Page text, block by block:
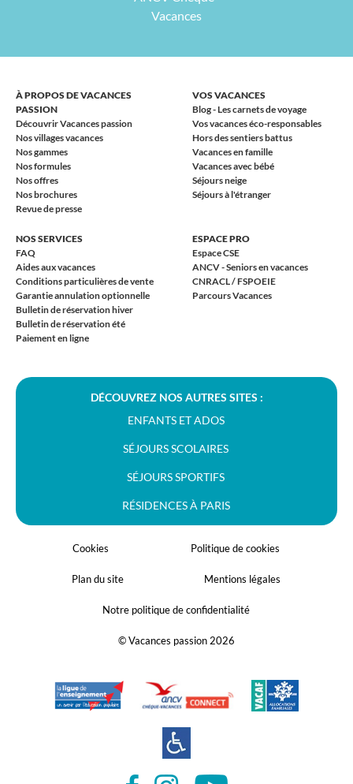
Vacances
À PROPOS DE VACANCES
PASSION
Découvrir Vacances passion
Nos villages vacances
Nos gammes
Nos formules
Nos offres
Nos brochures
Revue de presse
VOS VACANCES
Blog - Les carnets de voyage
Vos vacances éco-responsables
Hors des sentiers battus
Vacances en famille
Vacances avec bébé
Séjours neige
Séjours à l'étranger
NOS SERVICES
FAQ
Aides aux vacances
Conditions particulières de vente
Garantie annulation optionnelle
Bulletin de réservation hiver
Bulletin de réservation été
Paiement en ligne
ESPACE PRO
Espace CSE
ANCV - Seniors en vacances
CNRACL / FSPOEIE
Parcours Vacances
DÉCOUVREZ NOS AUTRES SITES :
ENFANTS ET ADOS
SÉJOURS SCOLAIRES
SÉJOURS SPORTIFS
RÉSIDENCES À PARIS
Cookies Politique de cookies
Plan du site Mentions légales
Notre politique de confidentialité
© Vacances passion 2026